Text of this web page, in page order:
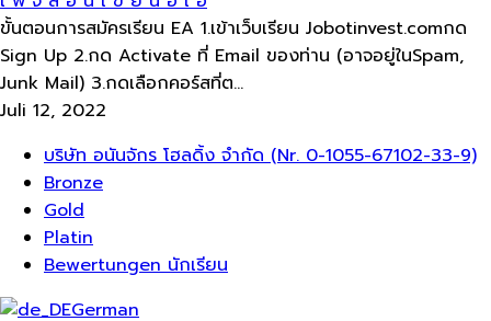
ขั้นตอนการสมัครเรียน EA 1.เข้าเว็บเรียน Jobotinvest.comกด
Sign Up 2.กด Activate ที่ Email ของท่าน (อาจอยู่ในSpam,
Junk Mail) 3.กดเลือกคอร์สที่ต...
Juli 12, 2022
Menüบริษัท อนันจักร โฮลดิ้ง จำกัด (Nr. 0-1055-67102-33-9)
Bronze
Gold
Platin
Bewertungen นักเรียน
German